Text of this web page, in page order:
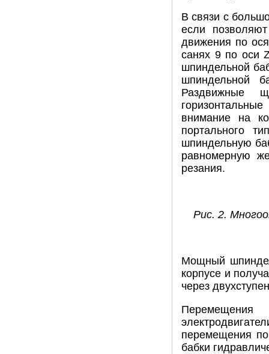
В связи с
если
движения по
санях 9 по оси
шпиндельной
шпиндельной
Раздвижные
внимание на
портального
шпиндельную
равномерную
резания.
Рис. 2.
Мощный
корпусе и
через
перемещения
бабки